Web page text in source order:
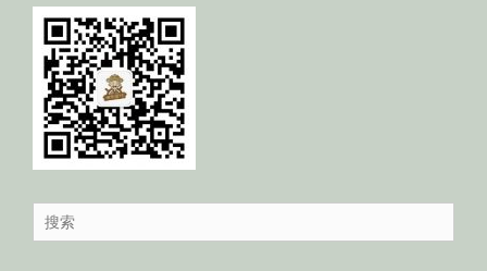
Search
for: